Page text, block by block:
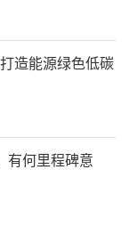
造能源绿色低碳
有何里程碑意